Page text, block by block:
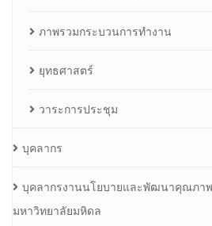
ภาพรวมกระบวนการทำงาน
ยุทธศาสตร์
วาระการประชุม
บุคลากร
บุคลากรงานนโยบายและพัฒนาคุณภา
มหาวิทยาลัยมหิดล